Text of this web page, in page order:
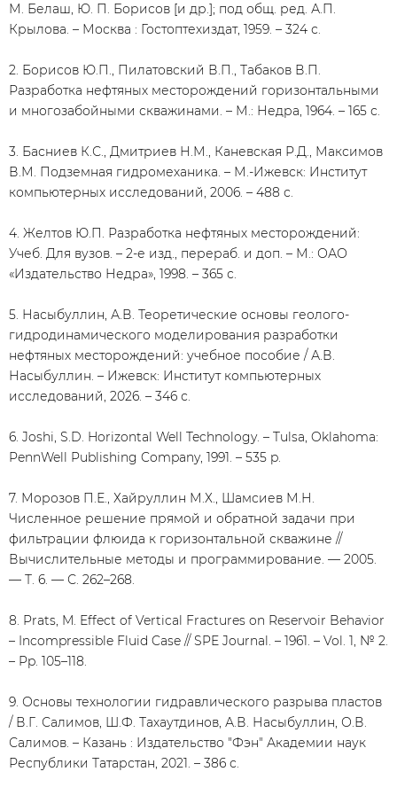
М. Белаш, Ю. П. Борисов [и др.]; под общ. ред. А.П.
Крылова. – Москва : Гостоптехиздат, 1959. – 324 с.
2. Борисов Ю.П., Пилатовский В.П., Табаков В.П.
Разработка нефтяных месторождений горизонтальными
и многозабойными скважинами. – М.: Недра, 1964. – 165 с.
3. Басниев К.С., Дмитриев Н.М., Каневская Р.Д., Максимов
В.М. Подземная гидромеханика. – М.-Ижевск: Институт
компьютерных исследований, 2006. – 488 с.
4. Желтов Ю.П. Разработка нефтяных месторождений:
Учеб. Для вузов. – 2-е изд., перераб. и доп. – М.: ОАО
«Издательство Недра», 1998. – 365 с.
5. Насыбуллин, А.В. Теоретические основы геолого-
гидродинамического моделирования разработки
нефтяных месторождений: учебное пособие / А.В.
Насыбуллин. – Ижевск: Институт компьютерных
исследований, 2026. – 346 с.
6. Joshi, S.D. Horizontal Well Technology. – Tulsa, Oklahoma:
PennWell Publishing Company, 1991. – 535 p.
7. Морозов П.Е., Хайруллин М.Х., Шамсиев М.Н.
Численное решение прямой и обратной задачи при
фильтрации флюида к горизонтальной скважине //
Вычислительные методы и программирование. — 2005.
— Т. 6. — С. 262–268.
8. Prats, M. Effect of Vertical Fractures on Reservoir Behavior
– Incompressible Fluid Case // SPE Journal. – 1961. – Vol. 1, № 2.
– Pp. 105–118.
9. Основы технологии гидравлического разрыва пластов
/ В.Г. Салимов, Ш.Ф. Тахаутдинов, А.В. Насыбуллин, О.В.
Салимов. – Казань : Издательство "Фэн" Академии наук
Республики Татарстан, 2021. – 386 с.